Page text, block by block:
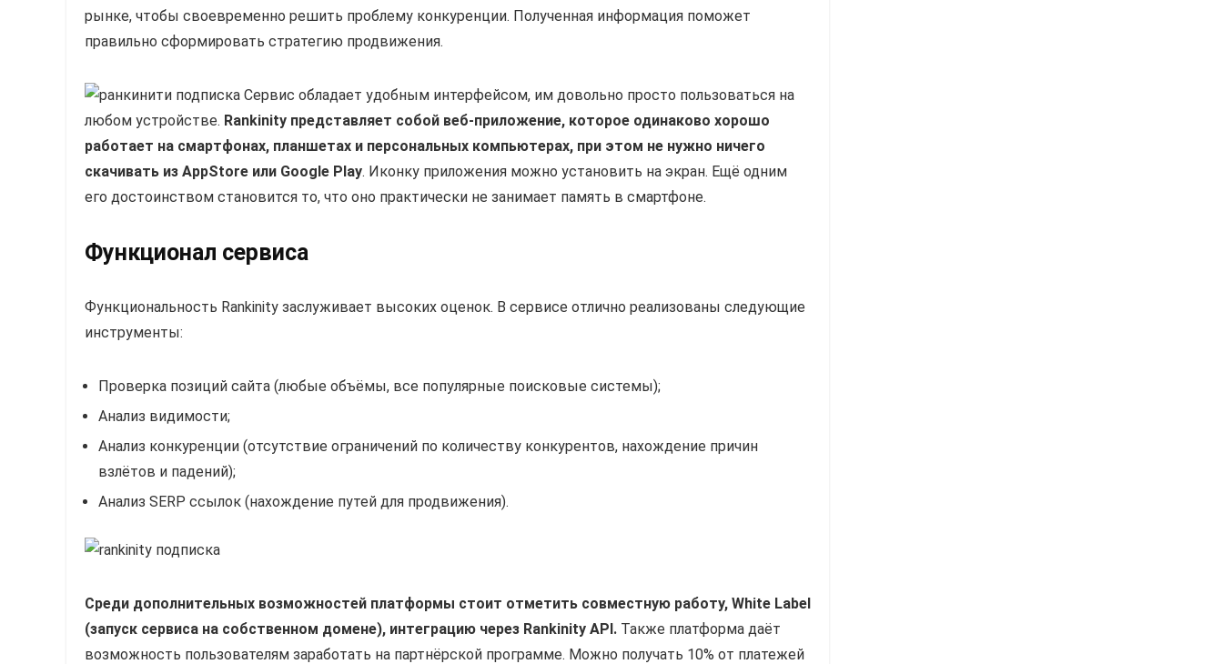
рынке, чтобы своевременно решить проблему конкуренции. Полученная информация поможет
правильно сформировать стратегию продвижения.
Сервис обладает удобным интерфейсом, им довольно просто пользоваться на
любом устройстве. Rankinity представляет собой веб-приложение, которое одинаково хорошо
работает на смартфонах, планшетах и персональных компьютерах, при этом не нужно ничего
скачивать из AppStore или Google Play. Иконку приложения можно установить на экран. Ещё одним
его достоинством становится то, что оно практически не занимает память в смартфоне.
Функционал сервиса
Функциональность Rankinity заслуживает высоких оценок. В сервисе отлично реализованы следующие
инструменты:
Проверка позиций сайта (любые объёмы, все популярные поисковые системы);
Анализ видимости;
Анализ конкуренции (отсутствие ограничений по количеству конкурентов, нахождение причин
взлётов и падений);
Анализ SERP ссылок (нахождение путей для продвижения).
Среди дополнительных возможностей платформы стоит отметить совместную работу, White Label
(запуск сервиса на собственном домене), интеграцию через Rankinity API. Также платформа даёт
возможность пользователям заработать на партнёрской программе. Можно получать 10% от платежей